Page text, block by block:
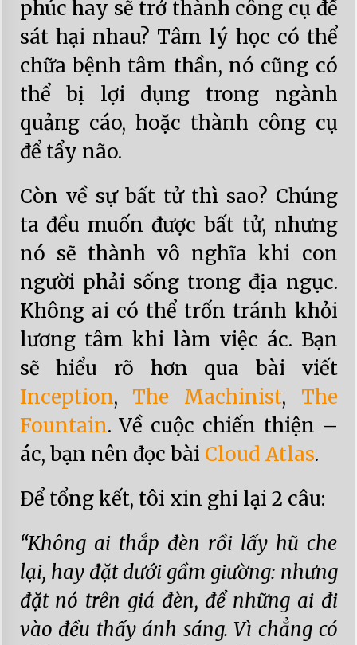
phúc hay sẽ trở thành công cụ để
sát hại nhau? Tâm lý học có thể
chữa bệnh tâm thần, nó cũng có
thể bị lợi dụng trong ngành
quảng cáo, hoặc thành công cụ
để tẩy não.
Còn về sự bất tử thì sao? Chúng
ta đều muốn được bất tử, nhưng
nó sẽ thành vô nghĩa khi con
người phải sống trong địa ngục.
Không ai có thể trốn tránh khỏi
lương tâm khi làm việc ác. Bạn
sẽ hiểu rõ hơn qua bài viết
Inception, The Machinist, The
Fountain. Về cuộc chiến thiện –
ác, bạn nên đọc bài Cloud Atlas.
Để tổng kết, tôi xin ghi lại 2 câu:
“Không ai thắp đèn rồi lấy hũ che
lại, hay đặt dưới gầm giường: nhưng
đặt nó trên giá đèn, để những ai đi
vào đều thấy ánh sáng. Vì chẳng có